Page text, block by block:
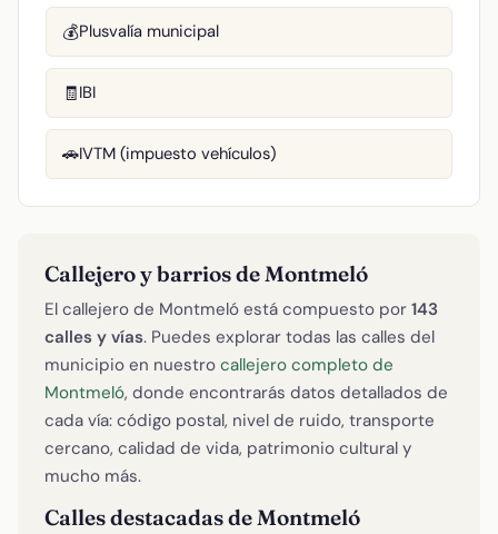
💰Plusvalía municipal
🧾IBI
🚗IVTM (impuesto vehículos)
Callejero y barrios de Montmeló
El callejero de Montmeló está compuesto por 143
calles y vías. Puedes explorar todas las calles del
municipio en nuestro callejero completo de
Montmeló, donde encontrarás datos detallados de
cada vía: código postal, nivel de ruido, transporte
cercano, calidad de vida, patrimonio cultural y
mucho más.
Calles destacadas de Montmeló